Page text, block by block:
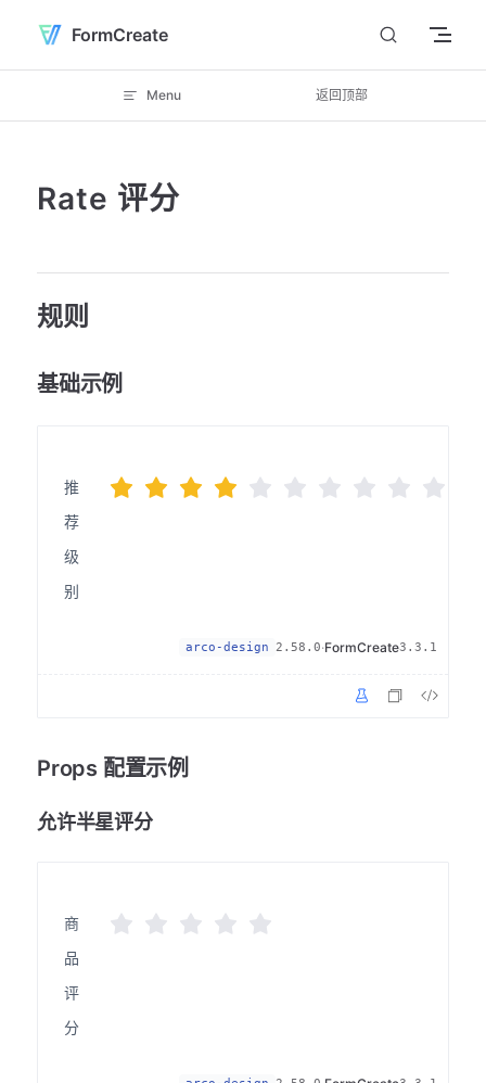
Skip to content
FormCreate
Menu 返回顶部
Rate 评分
规则
基础示例
arco-design 2.58.0·FormCreate3.3.1
推
荐
级
别
Props 配置示例
允许半星评分
商
品
评
分